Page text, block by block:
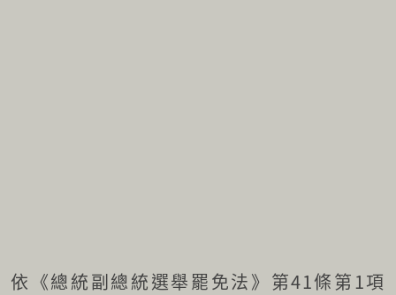
依《總統副總統選舉罷免法》第41條第1項